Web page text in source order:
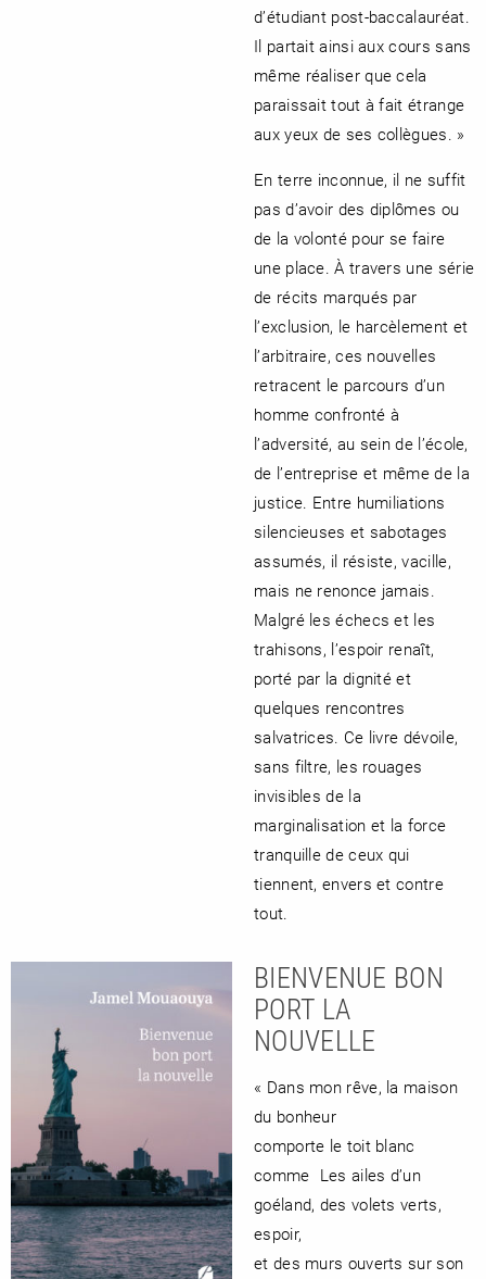
d’étudiant post-baccalauréat.
Il partait ainsi aux cours sans
même réaliser que cela
paraissait tout à fait étrange
aux yeux de ses collègues. »
En terre inconnue, il ne suffit
pas d’avoir des diplômes ou
de la volonté pour se faire
une place. À travers une série
de récits marqués par
l’exclusion, le harcèlement et
l’arbitraire, ces nouvelles
retracent le parcours d’un
homme confronté à
l’adversité, au sein de l’école,
de l’entreprise et même de la
justice. Entre humiliations
silencieuses et sabotages
assumés, il résiste, vacille,
mais ne renonce jamais.
Malgré les échecs et les
trahisons, l’espoir renaît,
porté par la dignité et
quelques rencontres
salvatrices. Ce livre dévoile,
sans filtre, les rouages
invisibles de la
marginalisation et la force
tranquille de ceux qui
tiennent, envers et contre
tout.
BIENVENUE BON
PORT LA
NOUVELLE
« Dans mon rêve, la maison
du bonheur
comporte le toit blanc
comme Les ailes d’un
goéland, des volets verts,
espoir,
et des murs ouverts sur son